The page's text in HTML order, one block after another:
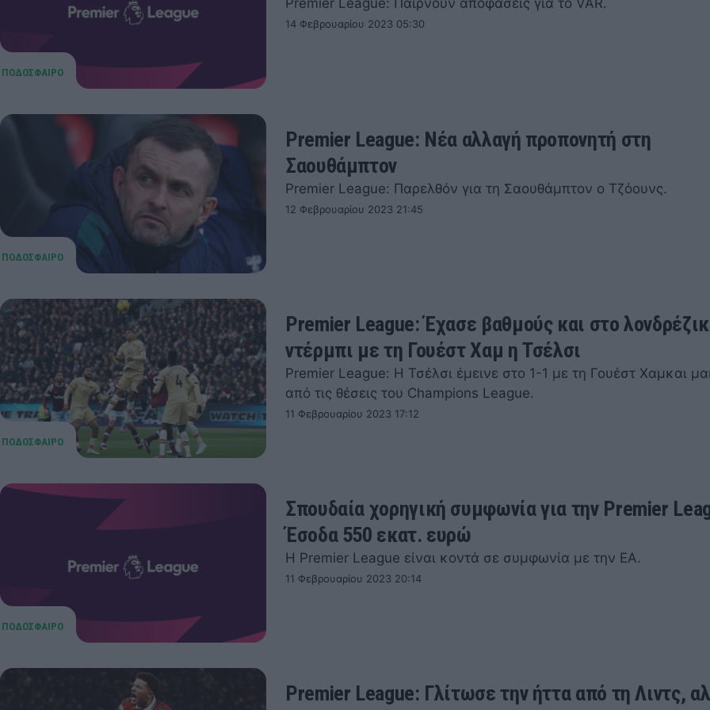
Premier League: Παίρνουν αποφάσεις για το VAR.
14 Φεβρουαρίου 2023 05:30
Premier League: Νέα αλλαγή προπονητή στη
Σαουθάμπτον
Premier League: Παρελθόν για τη Σαουθάμπτον ο Τζόουνς.
12 Φεβρουαρίου 2023 21:45
Premier League: Έχασε βαθμούς και στο
ντέρμπι με τη Γουέστ Χαμ η Τσέλσι
Premier League: Η Τσέλσι έμεινε στο 1-1 με τη Γουέστ Χαμκαι
από τις θέσεις του Champions League.
11 Φεβρουαρίου 2023 17:12
Σπουδαία χορηγική συμφωνία για την Premier
Έσοδα 550 εκατ. ευρώ
Η Premier League είναι κοντά σε συμφωνία με την ΕΑ.
11 Φεβρουαρίου 2023 20:14
Premier League: Γλίτωσε την ήττα από τη Λιντς,